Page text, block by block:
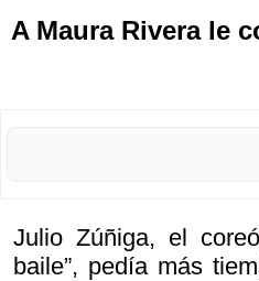
A Maura Rivera le
Julio Zúñiga, el
baile”, pedía más